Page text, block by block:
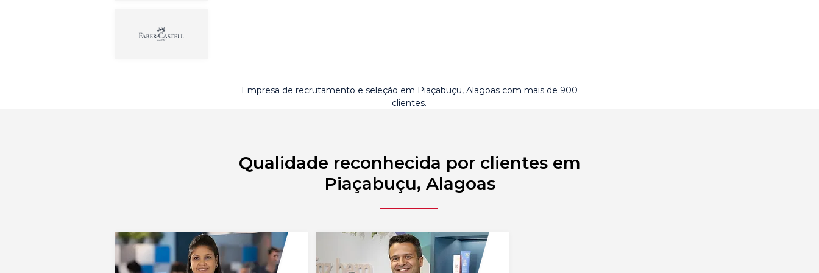
Empresa de recrutamento e seleção em Piaçabuçu, Alagoas com mais de 900
clientes.
Qualidade reconhecida por clientes em
Piaçabuçu, Alagoas